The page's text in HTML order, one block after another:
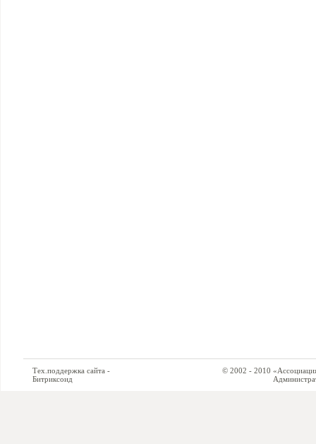
Тех.поддержка сайта -
Битриксоид
© 2002 - 2010 «Ассоциация